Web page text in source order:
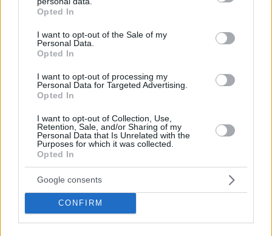
grant or deny consent to Google and its third-party tags to
use your data for below specified purposes in below Google
consent section.
Opted In
I want to opt-out of the Sale of my
Personal Data.
Opted In
I want to opt-out of processing my
Personal Data for Targeted Advertising.
Opted In
I want to opt-out of Collection, Use,
Retention, Sale, and/or Sharing of my
Personal Data that Is Unrelated with the
Purposes for which it was collected.
Opted In
Google consents
CONFIRM
Εγκαταλείπει το κόμμα Καρυστιανού και ο
επιχειρηματίας Νίκος Μπρουτζάκης: Καταγγέλλει
κλειστή κάστα, «λένε προδότες και πληρωμένους
όσους αποχωρούν»
Συνδικαλιστής ψαράς που αποχώρησε
από την Ελπίδα της Καρυστιανού, της
ζητά να τον προστατέψει: